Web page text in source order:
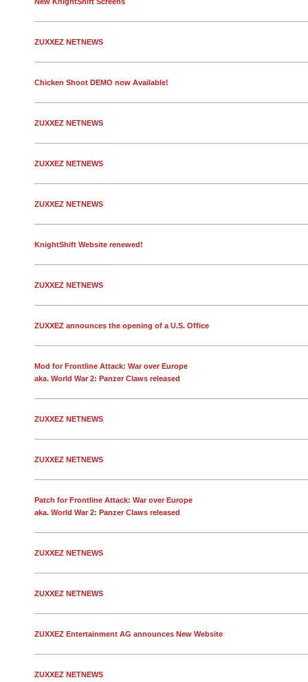
New KnightShift Screens
ZUXXEZ NETNEWS
Chicken Shoot DEMO now Available!
ZUXXEZ NETNEWS
ZUXXEZ NETNEWS
ZUXXEZ NETNEWS
KnightShift Website renewed!
ZUXXEZ NETNEWS
ZUXXEZ announces the opening of a U.S. Office
Mod for Frontline Attack: War over Europe
aka. World War 2: Panzer Claws released
ZUXXEZ NETNEWS
ZUXXEZ NETNEWS
Patch for Frontline Attack: War over Europe
aka. World War 2: Panzer Claws released
ZUXXEZ NETNEWS
ZUXXEZ NETNEWS
ZUXXEZ Entertainment AG announces New Website
ZUXXEZ NETNEWS